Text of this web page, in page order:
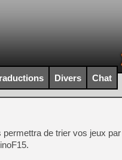
Divers Chat
de trier vos jeux